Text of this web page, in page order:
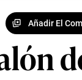
Añadir El